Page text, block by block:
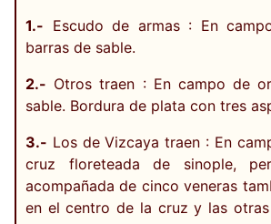
1.- Escudo de armas : En
barras de sable.
2.- Otros traen : En campo de
sable. Bordura de plata con tres
3.- Los de Vizcaya traen : En
cruz floreteada de sinople,
acompañada de cinco veneras
en el centro de la cruz y las